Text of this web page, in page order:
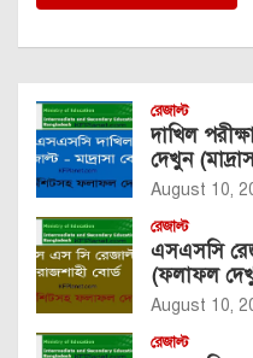
রেজাল্ট
দাখিল
দেখুন
August 10,
রেজাল্ট
এসএসসি
(ফলাফল
August 10,
রেজাল্ট